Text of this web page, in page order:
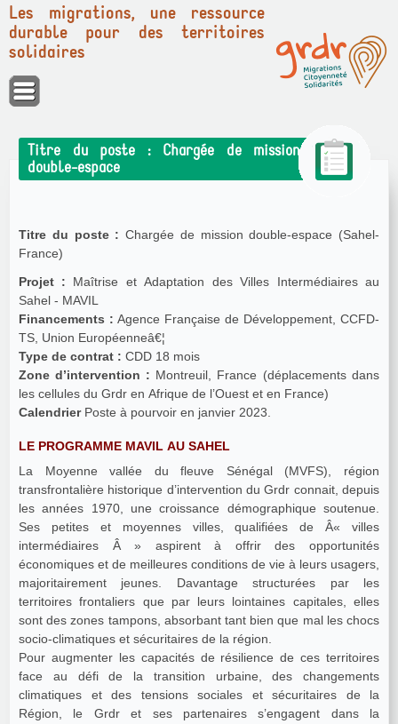
Panneau de gestion des cookies
Les migrations, une ressource
durable pour des territoires
solidaires
Titre du poste : Chargée de mission
double-espace
Titre du poste : Chargée de mission double-espace (Sahel-
France)
Projet : Maîtrise et Adaptation des Villes Intermédiaires au
Sahel - MAVIL
Financements : Agence Française de Développement, CCFD-
TS, Union Européenneâ€¦
Type de contrat : CDD 18 mois
Zone d’intervention : Montreuil, France (déplacements dans
les cellules du Grdr en Afrique de l’Ouest et en France)
Calendrier Poste à pourvoir en janvier 2023.
LE PROGRAMME MAVIL AU SAHEL
La Moyenne vallée du fleuve Sénégal (MVFS), région
transfrontalière historique d’intervention du Grdr connait, depuis
les années 1970, une croissance démographique soutenue.
Ses petites et moyennes villes, qualifiées de Â« villes
intermédiaires Â » aspirent à offrir des opportunités
économiques et de meilleures conditions de vie à leurs usagers,
majoritairement jeunes. Davantage structurées par les
territoires frontaliers que par leurs lointaines capitales, elles
sont des zones tampons, absorbant tant bien que mal les chocs
socio-climatiques et sécuritaires de la région.
Pour augmenter les capacités de résilience de ces territoires
face au défi de la transition urbaine, des changements
climatiques et des tensions sociales et sécuritaires de la
Région, le Grdr et ses partenaires s’engagent dans la